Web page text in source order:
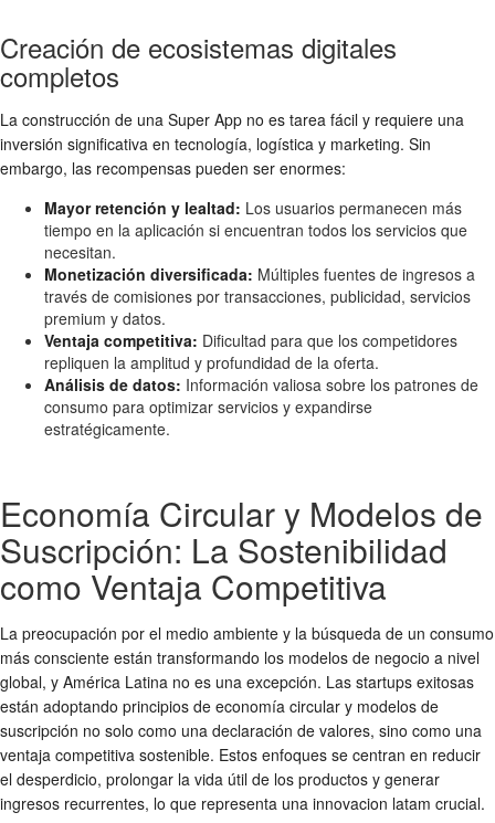
Creación de ecosistemas digitales
completos
La construcción de una Super App no es tarea fácil y requiere una
inversión significativa en tecnología, logística y marketing. Sin
embargo, las recompensas pueden ser enormes:
Mayor retención y lealtad: Los usuarios permanecen más
tiempo en la aplicación si encuentran todos los servicios que
necesitan.
Monetización diversificada: Múltiples fuentes de ingresos a
través de comisiones por transacciones, publicidad, servicios
premium y datos.
Ventaja competitiva: Dificultad para que los competidores
repliquen la amplitud y profundidad de la oferta.
Análisis de datos: Información valiosa sobre los patrones de
consumo para optimizar servicios y expandirse
estratégicamente.
Economía Circular y Modelos de
Suscripción: La Sostenibilidad
como Ventaja Competitiva
La preocupación por el medio ambiente y la búsqueda de un consumo
más consciente están transformando los modelos de negocio a nivel
global, y América Latina no es una excepción. Las startups exitosas
están adoptando principios de economía circular y modelos de
suscripción no solo como una declaración de valores, sino como una
ventaja competitiva sostenible. Estos enfoques se centran en reducir
el desperdicio, prolongar la vida útil de los productos y generar
ingresos recurrentes, lo que representa una innovacion latam crucial.